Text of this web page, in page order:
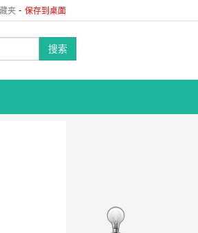
夹 - 保存到桌面
搜索